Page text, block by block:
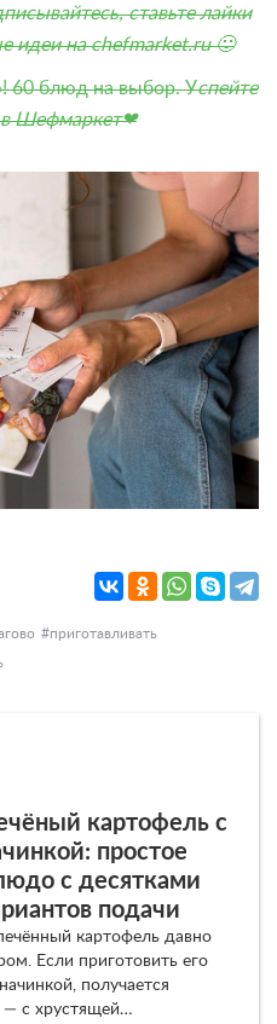
ставьте лайки
идеи на chefmarket.ru 🙂
60 блюд на выбор.Успейте
в Шефмаркет❤
приготавливать
картофель с
простое
с десятками
подачи
картофель давно
Если приготовить его
получается
— с хрустящей…